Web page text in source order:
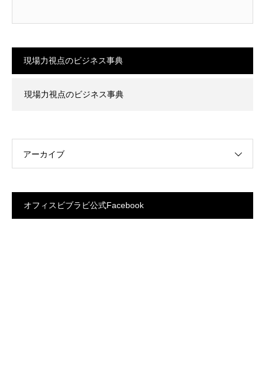
現場力視点のビジネス事典
現場力視点のビジネス事典
アーカイブ
オフィスビブラビ公式Facebook